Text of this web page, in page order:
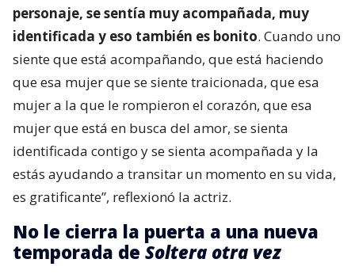
personaje, se sentía muy acompañada, muy
identificada y eso también es bonito. Cuando uno
siente que está acompañando, que está haciendo
que esa mujer que se siente traicionada, que esa
mujer a la que le rompieron el corazón, que esa
mujer que está en busca del amor, se sienta
identificada contigo y se sienta acompañada y la
estás ayudando a transitar un momento en su vida,
es gratificante”, reflexionó la actriz.
No le cierra la puerta a una nueva
temporada de Soltera otra vez